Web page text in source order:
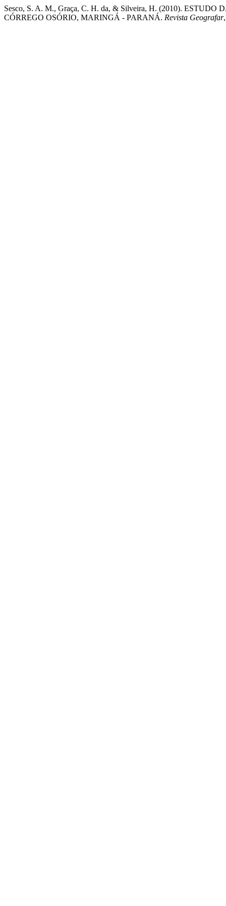
Sesco, S. A. M., Graça, C. H. da, & Silveira, H. (2010).
CÓRREGO OSÓRIO, MARINGÁ - PARANÁ. Revista Geografar